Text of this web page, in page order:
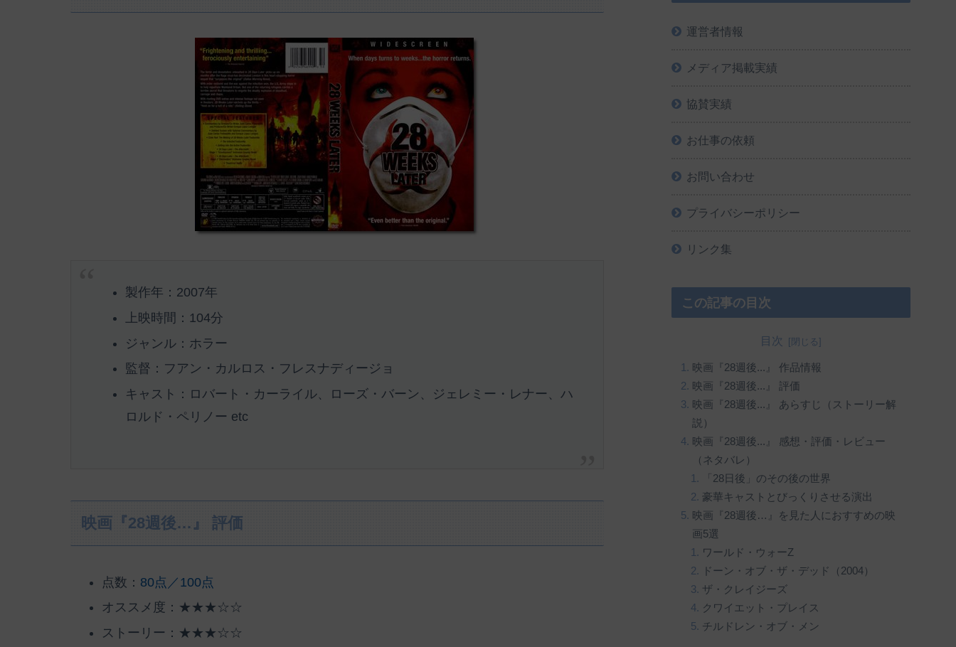
製作年：2007年
上映時間：104分
ジャンル：ホラー
監督：フアン・カルロス・フレスナディージョ
キャスト：ロバート・カーライル、ローズ・バーン、ジェレミー・レナー、ハ
ロルド・ペリノー etc
映画『28週後…』 評価
点数： 80点／100点
オススメ度：★★★☆☆
ストーリー：★★★☆☆
運営者情報
メディア掲載実績
協賛実績
お仕事の依頼
お問い合わせ
プライバシーポリシー
リンク集
この記事の目次
目次
映画『28週後...』 作品情報
映画『28週後...』 評価
映画『28週後...』 あらすじ（ストーリー解
説）
映画『28週後...』 感想・評価・レビュー
（ネタバレ）
「28日後」のその後の世界
豪華キャストとびっくりさせる演出
映画『28週後…』を見た人におすすめの映
画5選
ワールド・ウォーZ
ドーン・オブ・ザ・デッド（2004）
ザ・クレイジーズ
クワイエット・プレイス
チルドレン・オブ・メン